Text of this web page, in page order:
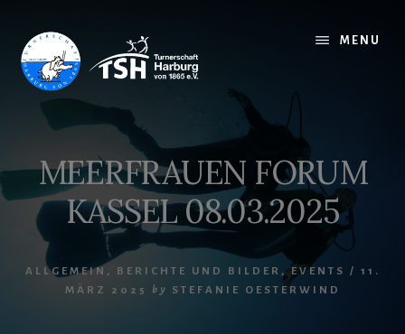
content
MENU
MEERFRAUEN FORUM
KASSEL 08.03.2025
ALLGEMEIN , BERICHTE UND BILDER ,EVENTS /
11.
MÄRZ 2025
by STEFANIE OESTERWIND